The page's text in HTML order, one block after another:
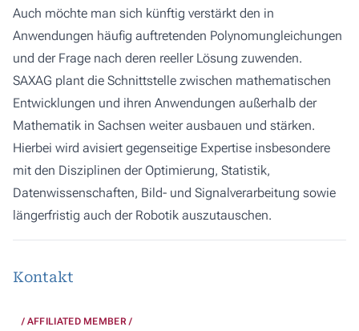
Auch möchte man sich künftig verstärkt den in
Anwendungen häufig auftretenden Polynomungleichungen
und der Frage nach deren reeller Lösung zuwenden.
SAXAG plant die Schnittstelle zwischen mathematischen
Entwicklungen und ihren Anwendungen außerhalb der
Mathematik in Sachsen weiter ausbauen und stärken.
Hierbei wird avisiert gegenseitige Expertise insbesondere
mit den Disziplinen der Optimierung, Statistik,
Datenwissenschaften, Bild- und Signalverarbeitung sowie
längerfristig auch der Robotik auszutauschen.
Kontakt
AFFILIATED MEMBER